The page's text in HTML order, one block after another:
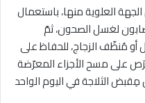
العلوية منها، باستعمال
لغسل الصحون، ثمّ
مُنظّف الزجاج، للحفاظ على
على مسح الأجزاء المعرّضة
الثلاجة في اليوم الواحد